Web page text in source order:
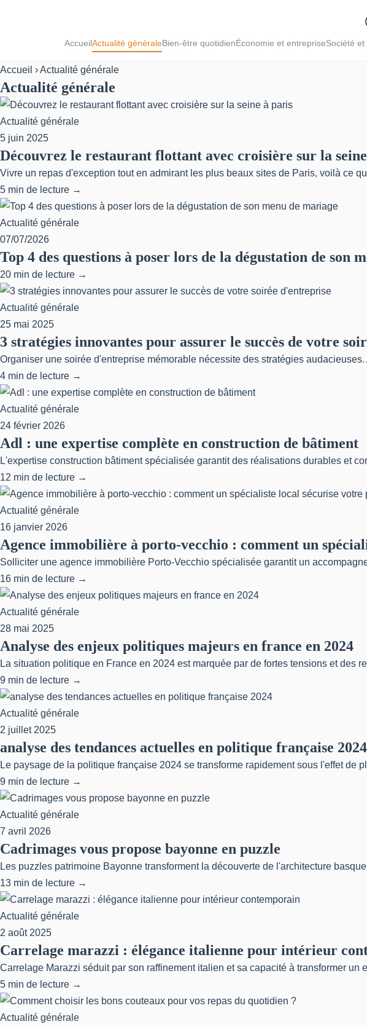
AccueilActualité généraleBien-être quotidienÉconomie et entrepriseSociété et
Accueil › Actualité générale
Actualité générale
Actualité générale
5 juin 2025
Découvrez le restaurant flottant avec croisière sur la
Vivre un repas d'exception tout en admirant les plus beaux sites de Paris, voilà ce
5 min de lecture →
Actualité générale
07/07/2026
Top 4 des questions à poser lors de la dégustation de son
20 min de lecture →
Actualité générale
25 mai 2025
3 stratégies innovantes pour assurer le succès de votre
Organiser une soirée d'entreprise mémorable nécessite des stratégies
4 min de lecture →
Actualité générale
24 février 2026
Adl : une expertise complète en construction de bâtiment
L'expertise construction bâtiment spécialisée garantit des réalisations durables et
12 min de lecture →
Actualité générale
16 janvier 2026
Agence immobilière à porto-vecchio : comment un
Solliciter une agence immobilière Porto-Vecchio spécialisée garantit un
16 min de lecture →
Actualité générale
28 mai 2025
Analyse des enjeux politiques majeurs en france en 2024
La situation politique en France en 2024 est marquée par de fortes tensions et des
9 min de lecture →
Actualité générale
2 juillet 2025
analyse des tendances actuelles en politique française 2024
Le paysage de la politique française 2024 se transforme rapidement sous l'effet
9 min de lecture →
Actualité générale
7 avril 2026
Cadrimages vous propose bayonne en puzzle
Les puzzles patrimoine Bayonne transforment la découverte de l'architecture
13 min de lecture →
Actualité générale
2 août 2025
Carrelage marazzi : élégance italienne pour intérieur
Carrelage Marazzi séduit par son raffinement italien et sa capacité à transformer
5 min de lecture →
Actualité générale